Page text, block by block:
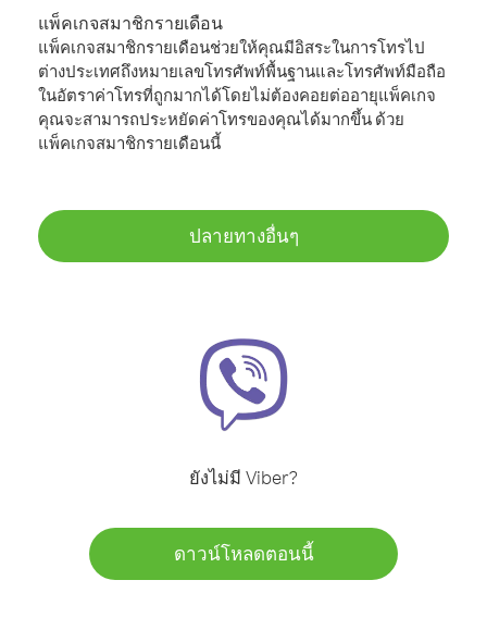
แพ็คเกจสมาชิกรายเดือน
แพ็คเกจสมาชิกรายเดือนช่วยให้คุณมีอิสระในการโทรไป
ต่างประเทศถึงหมายเลขโทรศัพท์พื้นฐานและโทรศัพท์มือถือ
ในอัตราค่าโทรที่ถูกมากได้โดยไม่ต้องคอยต่ออายุแพ็คเกจ
คุณจะสามารถประหยัดค่าโทรของคุณได้มากขึ้น ด้วย
แพ็คเกจสมาชิกรายเดือนนี้
ปลายทางอื่นๆ
ยังไม่มี Viber?
ดาวน์โหลดตอนนี้